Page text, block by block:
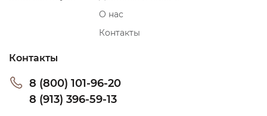
О нас
Контакты
Контакты
8 (800) 101-96-20
8 (913) 396-59-13